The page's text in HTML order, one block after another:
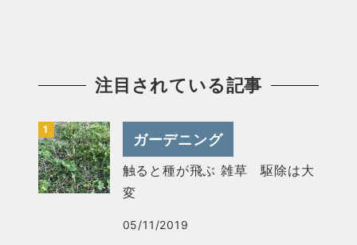
注目されている記事
ガーデニング
触ると種が飛ぶ 雑草 駆除は大
変
05/11/2019